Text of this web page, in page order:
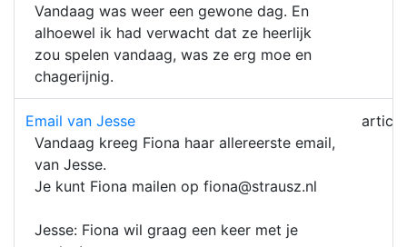
Vandaag was weer een gewone dag. En
alhoewel ik had verwacht dat ze heerlijk
zou spelen vandaag, was ze erg moe en
chagerijnig.
Email van Jesse
Vandaag kreeg Fiona haar allereerste email,
van Jesse.
Je kunt Fiona mailen op fiona@strausz.nl
Jesse: Fiona wil graag een keer met je
article